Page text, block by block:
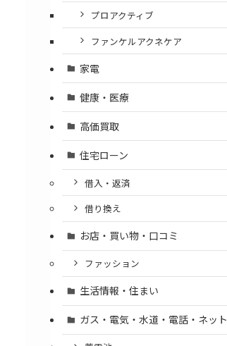
プロアクティブ
ファンケルアクネケア
家電
健康・医療
高価買取
住宅ローン
借入・返済
借り換え
お店・買い物・口コミ
ファッション
生活情報・住まい
ガス・電気・水道・電話・ネット